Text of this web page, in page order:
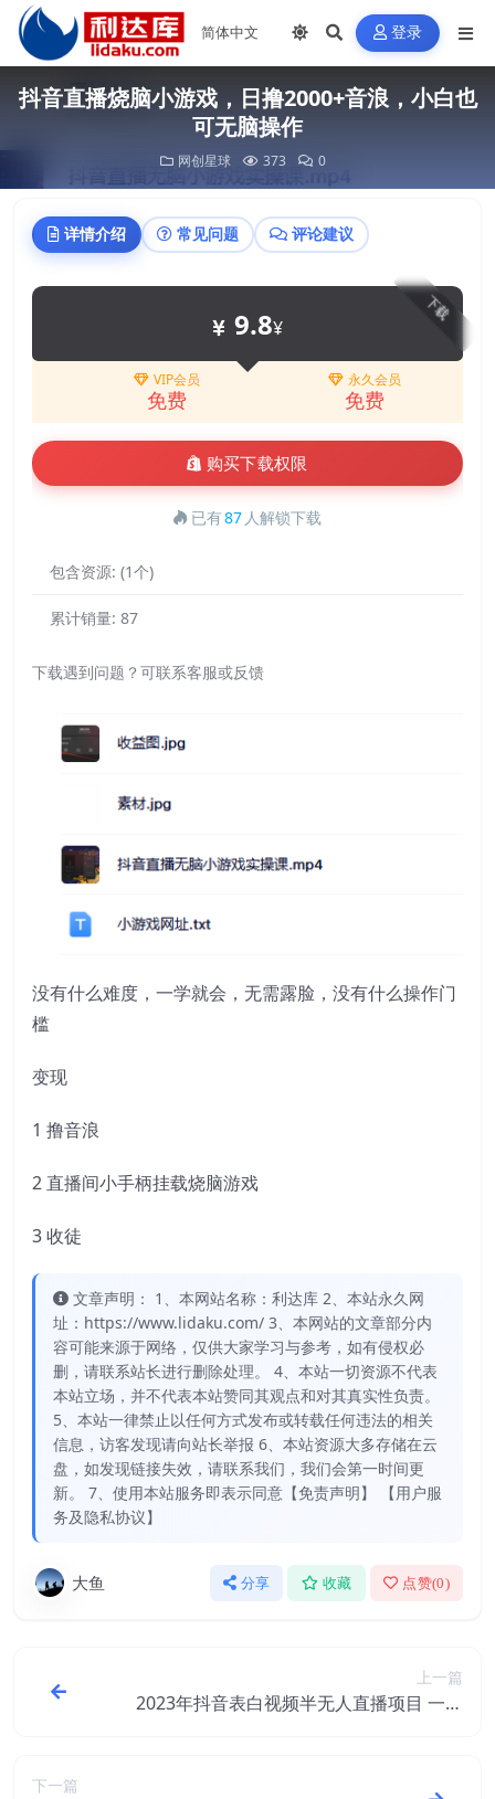
登录
抖音直播烧脑小游戏，日撸2000+音浪，小白也
可无脑操作
网创星球 373 0
详情介绍 常见问题 评论建议
下载
9.8¥
VIP会员
免费
永久会员
免费
购买下载权限
已有87 人解锁下载
包含资源: (1个)
累计销量: 87
下载遇到问题？可联系客服或反馈
没有什么难度，一学就会，无需露脸，没有什么操作门
槛
变现
1 撸音浪
2 直播间小手柄挂载烧脑游戏
3 收徒
文章声明： 1、本网站名称：利达库 2、本站永久网
址：https://www.lidaku.com/ 3、本网站的文章部分内
容可能来源于网络，仅供大家学习与参考，如有侵权必
删，请联系站长进行删除处理。 4、本站一切资源不代表
本站立场，并不代表本站赞同其观点和对其真实性负责。
5、本站一律禁止以任何方式发布或转载任何违法的相关
信息，访客发现请向站长举报 6、本站资源大多存储在云
盘，如发现链接失效，请联系我们，我们会第一时间更
新。 7、使用本站服务即表示同意【免责声明】 【用户服
务及隐私协议】
大鱼 分享 收藏 点赞(0)
上一篇
2023年抖音表白视频半无人直播项目 一单
下一篇